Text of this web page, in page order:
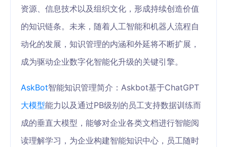
资源、信息技术以及组织文化，形成持续创造价值
的知识链条。未来，随着人工智能和机器人流程自
动化的发展，知识管理的内涵和外延将不断扩展，
成为驱动企业数字化智能化升级的关键引擎。
AskBot智能知识管理简介：Askbot基于ChatGPT
大模型能力以及通过PB级别的员工支持数据训练而
成的垂直大模型，能够对企业各类文档进行智能阅
读理解学习，为企业构建智能知识中心，员工随时